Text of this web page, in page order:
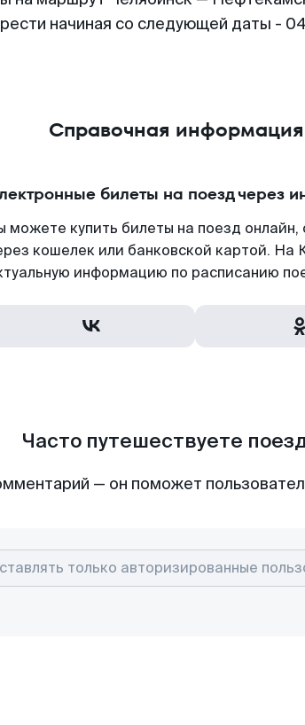
начиная со следующей даты -
Справочная информация
билеты на поезд через
можете купить билеты на поезд
кошелек или банковской картой. На
информацию по расписанию
Часто путешествуете
— он поможет